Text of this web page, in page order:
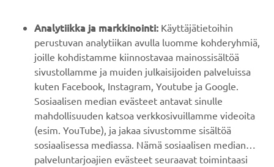
YAMAHA MUUALLA
ASIAKASTUKI
UUTISKIRJE
Ole ensimmäinen, joka kuulee uusimmista tarjouksista,
erikoistapahtumista, uusista julkaisuista ja paljon muuta...
Analytiikka ja markkinointi: Käyttäjätietoihin
perustuvan analytiikan avulla luomme kohderyhmiä,
joille kohdistamme kiinnostavaa mainossisältöä
sivustollamme ja muiden julkaisijoiden palveluissa
kuten Facebook, Instagram, Youtube ja Google.
Sosiaalisen median evästeet antavat sinulle
mahdollisuuden katsoa verkkosivuillamme videoita
(esim. YouTube), ja jakaa sivustomme sisältöä
sosiaalisessa mediassa. Nämä sosiaalisen median
palveluntarjoajien evästeet seuraavat toimintaasi